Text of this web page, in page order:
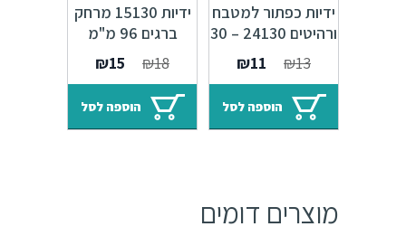
ידיות כפתור למטבח
ורהיטים 24130 – 30
מ"מ ברונזה פירנצה
M09
₪13
המחיר
המקורי
היה:
₪13.
₪11
הנוכחי
הוא:
₪11.
הוספה לסל
ידיות 15130 מרחק
ברגים 96 מ"מ
ברונזה פירנצה M09
₪18
המחיר
המקורי
היה:
₪18.
₪15
הנוכחי
הוא:
₪15.
הוספה לסל
מוצרים דומים